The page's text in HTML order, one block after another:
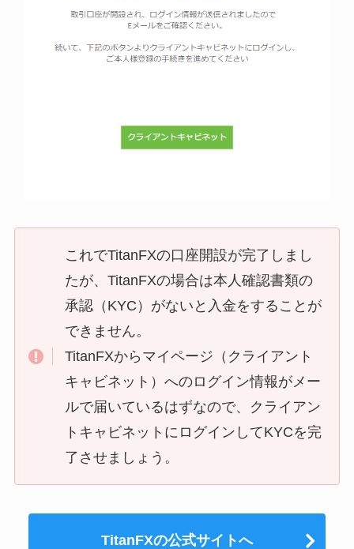
これでTitanFXの口座開設が完了しまし
たが、TitanFXの場合は本人確認書類の
承認（KYC）がないと入金をすることが
できません。
TitanFXからマイページ（クライアント
キャビネット）へのログイン情報がメー
ルで届いているはずなので、クライアン
トキャビネットにログインしてKYCを完
了させましょう。
TitanFXの公式サイトへ